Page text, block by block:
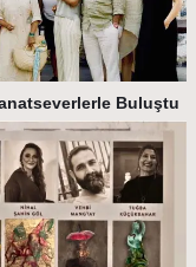
Buluştu